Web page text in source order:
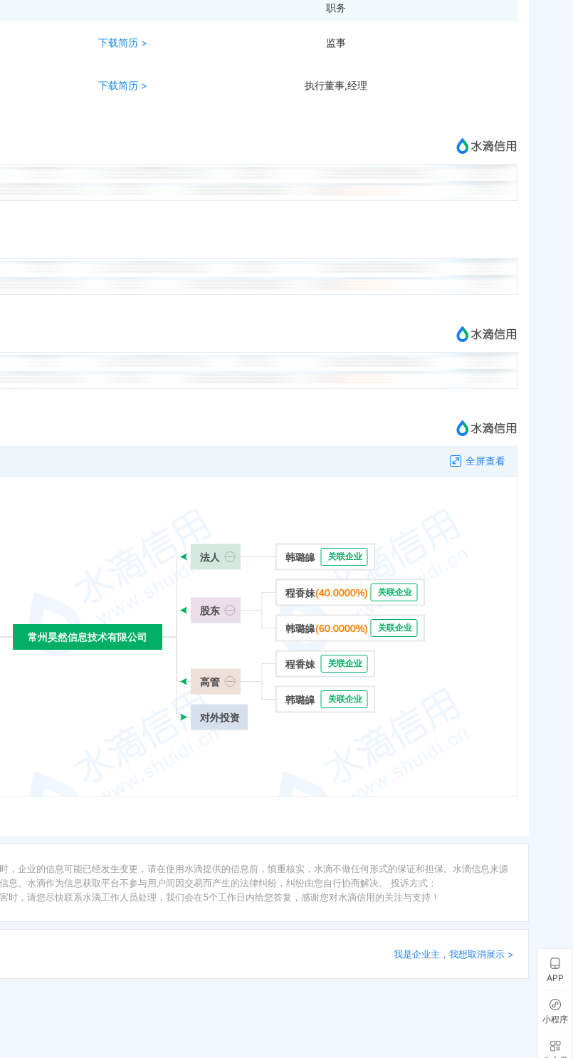
职务
下载简历 > 监事
下载简历 > 执行董事,经理
全屏查看
常州昊然信息技术有限公司
常州昊然信息技术有限公司
法人
股东
高管
对外投资
韩璐皞 关联企业
程香妹(40.0000%) 关联企业
韩璐皞(60.0000%) 关联企业
程香妹 关联企业
韩璐皞 关联企业
企业的信息可能已经发生变更，请在使用水滴提供的信息前，慎重核实，水滴不做任何形式的保证和担保。水滴信息来源
。水滴作为信息获取平台不参与用户间因交易而产生的法律纠纷，纠纷由您自行协商解决。 投诉方式：
时，请您尽快联系水滴工作人员处理，我们会在5个工作日内给您答复，感谢您对水滴信用的关注与支持！
我是企业主，我想取消展示 >
APP
小程序